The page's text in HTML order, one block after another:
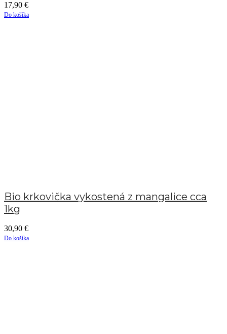
17,90 €
Do košíka
Bio krkovička vykostená z mangalice cca
1kg
30,90 €
Do košíka